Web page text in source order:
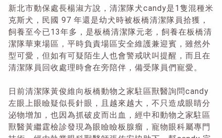
新北市動保處長楊淑方說，清潔隊犬candy是1隻混種米
克斯犬，民國 97 年還是幼犬時被板橋清潔隊員拾獲，
飼養至今已13年多，是板橋清潔隊元老，飼養在板橋清
潔隊華東場區，平時負責場區安全維護兼迎賓，雖然外
型可愛，但如有可疑陌生人也會警戒吠叫提醒，而且在
清潔隊員回收處理時會在旁陪伴，備受隊員們寵愛。
日前清潔隊黃俊維向板橋動物之家駐區獸醫詢問candy
左眼上眼瞼疑似長針眼，且越來越大，不只造成眼睛分
泌物增加，也因為抓破皮而出血，經中和動物之家駐區
獸醫黃繼霆檢診發現為眼瞼瞼板腺瘤，寵物眼科屬專門